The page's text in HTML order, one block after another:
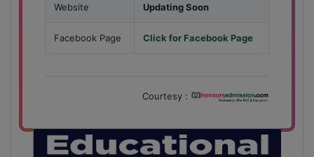
Website Updating Soon
Facebook Page Click for Facebook Page
Courtesy :